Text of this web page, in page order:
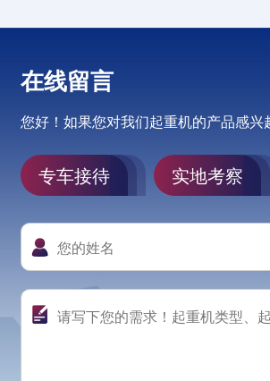
在线留言
您好！如果您对我们起重机的产品感
专车接待 实地考察